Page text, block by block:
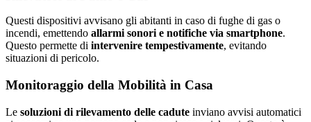
Questi dispositivi avvisano gli abitanti in caso di fughe di gas o
incendi, emettendo allarmi sonori e notifiche via smartphone.
Questo permette di intervenire tempestivamente, evitando
situazioni di pericolo.
Monitoraggio della Mobilità in Casa
Le soluzioni di rilevamento delle cadute inviano avvisi automatici